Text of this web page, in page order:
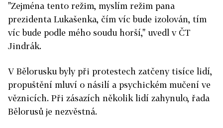
"Zejména tento režim, myslím režim pana
prezidenta Lukašenka, čím víc bude izolován, tím
víc bude podle mého soudu horší," uvedl v ČT
Jindrák.
V Bělorusku byly při protestech zatčeny tisíce lidí,
propuštění mluví o násilí a psychickém mučení ve
věznicích. Při zásazích několik lidí zahynulo, řada
Bělorusů je nezvěstná.